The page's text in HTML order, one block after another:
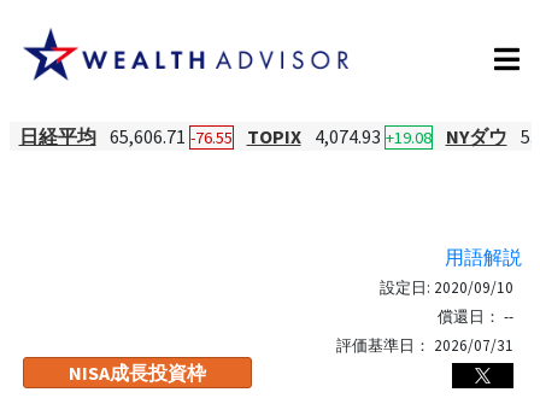
日経平均 65,606.71 -76.55 TOPIX 4,074.93 +19.08 NYダウ
用語解説
NISA成長投資枠
設定日: 2020/09/10
償還日： --
評価基準日： 2026/07/31